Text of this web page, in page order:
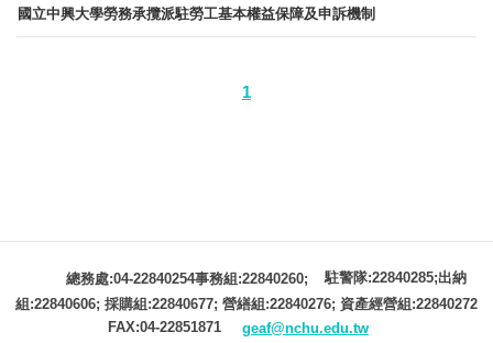
國立中興大學勞務承攬派駐勞工基本權益保障及申訴機制
1
總務處:04-22840254事務組:22840260;
駐警隊:22840285;出納
組:22840606; 採購組:22840677; 營繕組:22840276; 資產經營組:22840272
FAX:04-22851871
geaf@nchu.edu.tw